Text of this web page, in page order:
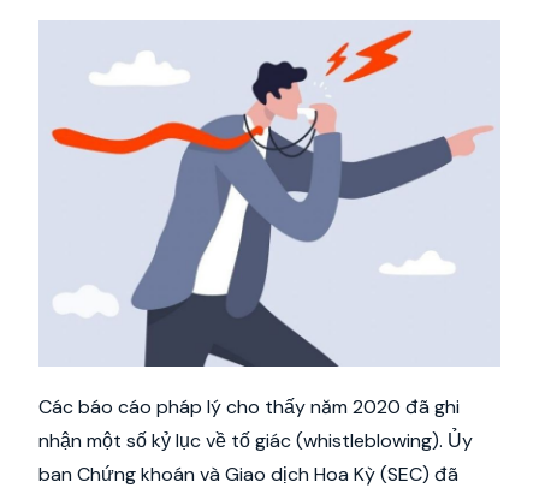
Các báo cáo pháp lý cho thấy năm 2020 đã ghi
nhận một số kỷ lục về tố giác (whistleblowing). Ủy
ban Chứng khoán và Giao dịch Hoa Kỳ (SEC) đã